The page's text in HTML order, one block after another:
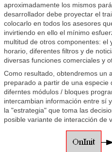
aproximadamente los mismos
desarrollador debe proyectar el
colocarlo en todos los asesores
invirtiendo en ello el mínimo
multitud de otros componentes: el
horario, diferentes filtros y de
diversas funciones comerciales y
Como resultado, obtendremos un
preparado a partir de una especie
diferntes módulos / bloques
intercambian información entre sí
la "estrategia" que toma las
posible variante de interacción de